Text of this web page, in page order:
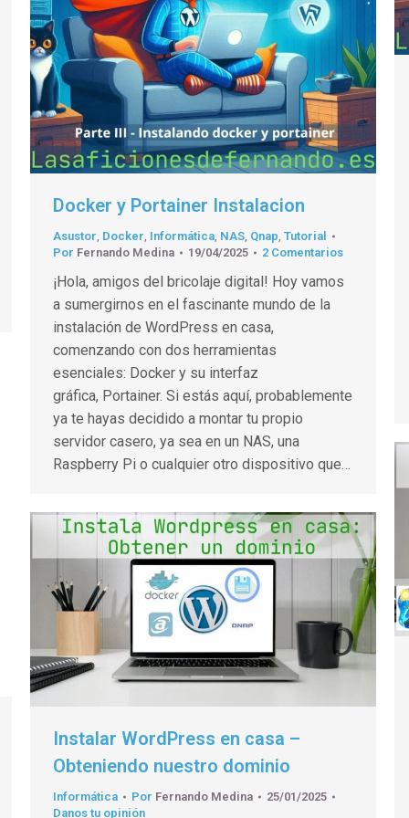
Docker y Portainer Instalacion
Asustor, Docker, Informática, NAS, Qnap, Tutorial
Por Fernando Medina 19/04/2025 2 Comentarios
¡Hola, amigos del bricolaje digital! Hoy vamos
a sumergirnos en el fascinante mundo de la
instalación de WordPress en casa,
comenzando con dos herramientas
esenciales: Docker y su interfaz
gráfica, Portainer. Si estás aquí, probablemente
ya te hayas decidido a montar tu propio
servidor casero, ya sea en un NAS, una
Raspberry Pi o cualquier otro dispositivo que…
Instalar WordPress en casa –
Obteniendo nuestro dominio
Informática Por Fernando Medina
25/01/2025
Danos tu opinión